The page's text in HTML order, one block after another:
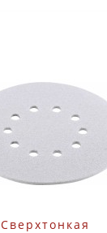
Сверхтонкая